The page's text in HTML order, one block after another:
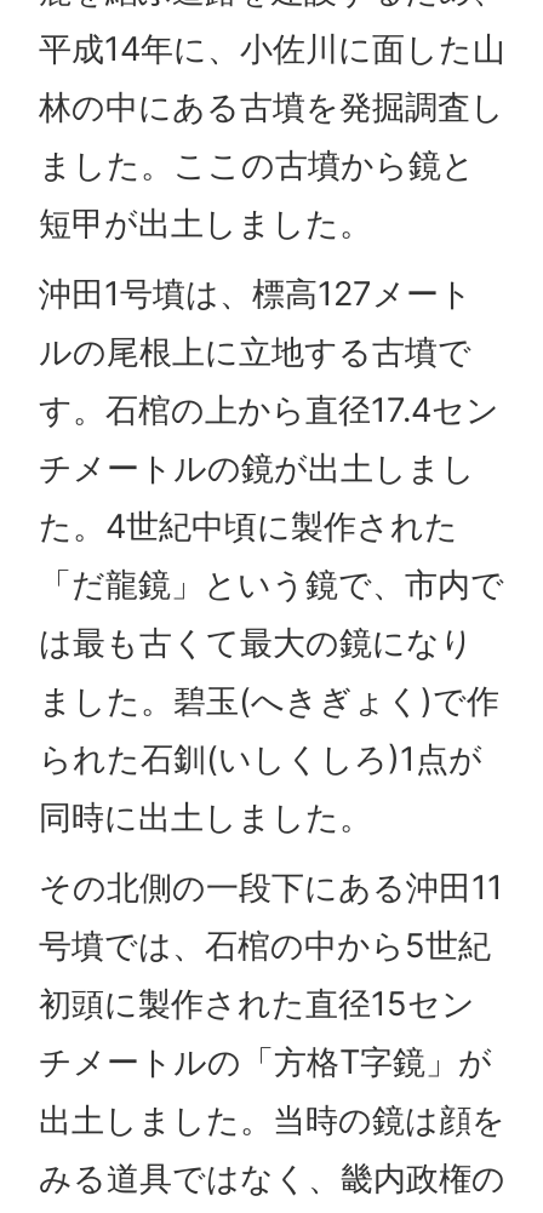
平成14年に、小佐川に面した山
林の中にある古墳を発掘調査し
ました。ここの古墳から鏡と
短甲が出土しました。
沖田1号墳は、標高127メート
ルの尾根上に立地する古墳で
す。石棺の上から直径17.4セン
チメートルの鏡が出土しまし
た。4世紀中頃に製作された
「だ龍鏡」という鏡で、市内で
は最も古くて最大の鏡になり
ました。碧玉(へきぎょく)で作
られた石釧(いしくしろ)1点が
同時に出土しました。
その北側の一段下にある沖田11
号墳では、石棺の中から5世紀
初頭に製作された直径15セン
チメートルの「方格T字鏡」が
出土しました。当時の鏡は顔を
みる道具ではなく、畿内政権の